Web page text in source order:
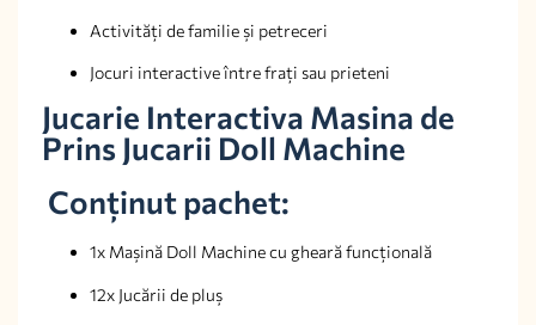
Activități de familie și petreceri
Jocuri interactive între frați sau prieteni
Jucarie Interactiva Masina de
Prins Jucarii Doll Machine
Conținut pachet:
1x Mașină Doll Machine cu gheară funcțională
12x Jucării de pluș